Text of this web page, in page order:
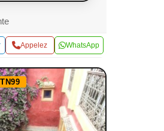
Appelez WhatsApp